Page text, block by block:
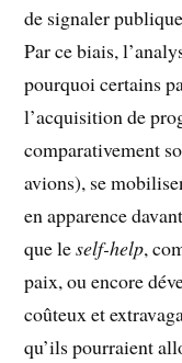
de signaler
Par ce biais,
pourquoi certains
l’acquisition de
comparativement
avions), se
en apparence
que leself-help,
paix, ou encore
coûteux et
qu’ils pourraient